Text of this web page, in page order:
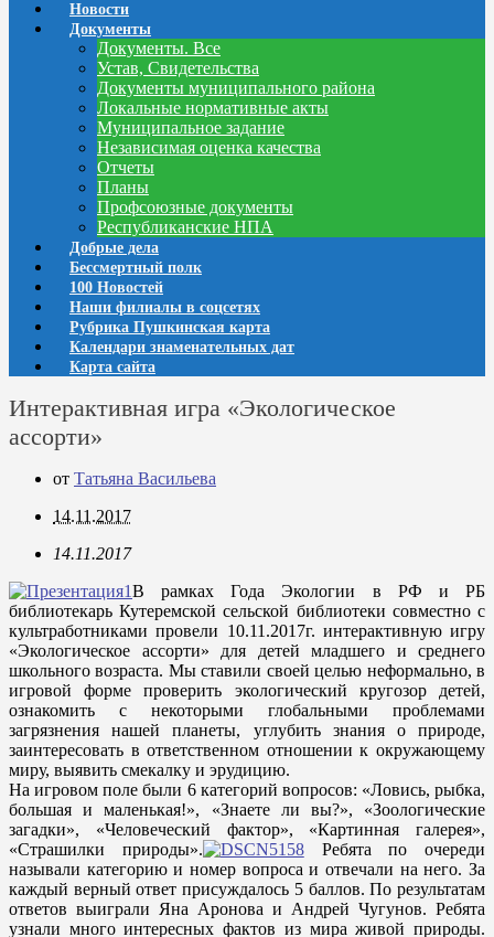
Новости
Документы
Документы. Все
Устав, Свидетельства
Документы муниципального района
Локальные нормативные акты
Муниципальное задание
Независимая оценка качества
Отчеты
Планы
Профсоюзные документы
Республиканские НПА
Добрые дела
Бессмертный полк
100 Новостей
Наши филиалы в соцсетях
Рубрика Пушкинская карта
Календари знаменательных дат
Карта сайта
Интерактивная игра «Экологическое
ассорти»
от Татьяна Васильева
14.11.2017
14.11.2017
В рамках Года Экологии в РФ и РБ
библиотекарь Кутеремской сельской библиотеки совместно с
культработниками провели 10.11.2017г. интерактивную игру
«Экологическое ассорти» для детей младшего и среднего
школьного возраста. Мы ставили своей целью неформально, в
игровой форме проверить экологический кругозор детей,
ознакомить с некоторыми глобальными проблемами
загрязнения нашей планеты, углубить знания о природе,
заинтересовать в ответственном отношении к окружающему
миру, выявить смекалку и эрудицию.
На игровом поле были 6 категорий вопросов: «Ловись, рыбка,
большая и маленькая!», «Знаете ли вы?», «Зоологические
загадки», «Человеческий фактор», «Картинная галерея»,
«Страшилки природы».
Ребята по очереди
называли категорию и номер вопроса и отвечали на него. За
каждый верный ответ присуждалось 5 баллов. По результатам
ответов выиграли Яна Аронова и Андрей Чугунов. Ребята
узнали много интересных фактов из мира живой природы.